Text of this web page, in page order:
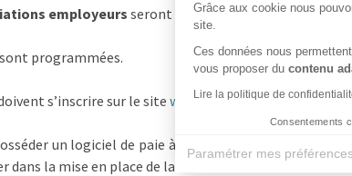
Grâce aux cookie nous
site.
Ces données nous
vous proposer du contenu
Lire la politique de
Consentements
Paramétrer mes
employeursseront concernées par la DSN au
programmées.
s’inscrire sur le site www.net-entreprise.frpour
un logiciel de paie à jour et compatible DSN
dans la mise en place de la DSN.